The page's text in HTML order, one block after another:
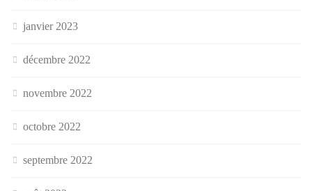
janvier 2023
décembre 2022
novembre 2022
octobre 2022
septembre 2022